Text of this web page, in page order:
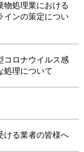
物処理業における
インの策定につい
コロナウイルス感
処理について
ける業者の皆様へ